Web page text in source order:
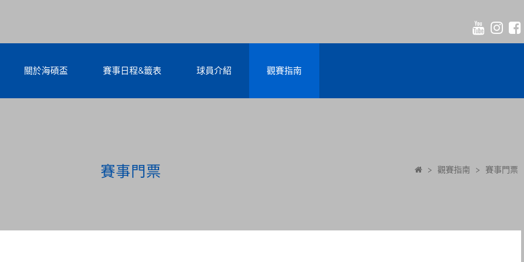
關於海碩盃 賽事日程&籤表 球員介紹 觀賽指南
賽事門票 > 觀賽指南 > 賽事門票